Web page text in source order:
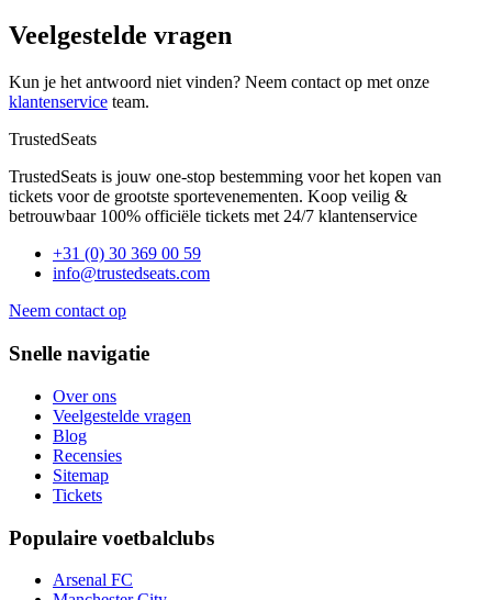
Veelgestelde vragen
Kun je het antwoord niet vinden? Neem contact op met onze
klantenservice team.
TrustedSeats
TrustedSeats is jouw one-stop bestemming voor het kopen van
tickets voor de grootste sportevenementen. Koop veilig &
betrouwbaar 100% officiële tickets met 24/7 klantenservice
+31 (0) 30 369 00 59
info@trustedseats.com
Neem contact op
Snelle navigatie
Over ons
Veelgestelde vragen
Blog
Recensies
Sitemap
Tickets
Populaire voetbalclubs
Arsenal FC